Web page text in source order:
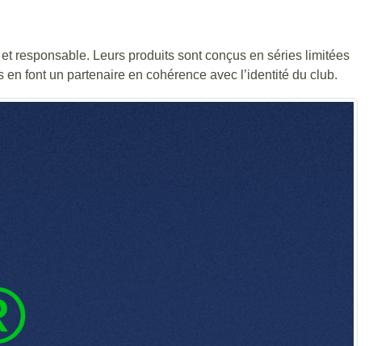
responsable. Leurs produits sont conçus en séries limitées
font un partenaire en cohérence avec l’identité du club.